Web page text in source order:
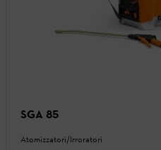
SGA 85
Atomizzatori/Irroratori